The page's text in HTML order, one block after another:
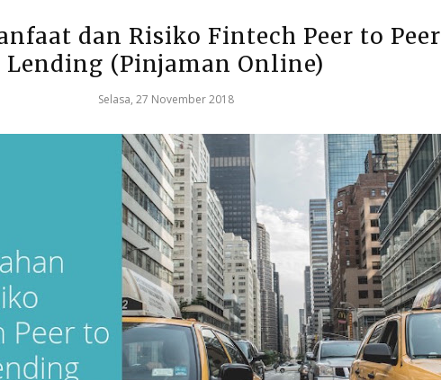
dan Risiko Fintech Peer to Peer
Lending (Pinjaman Online)
Selasa, 27 November 2018